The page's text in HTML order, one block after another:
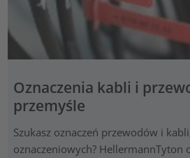
Oznaczenia kabli i
przemyśle
Szukasz oznaczeń przewodów i
oznaczeniowych? HellermannTyton